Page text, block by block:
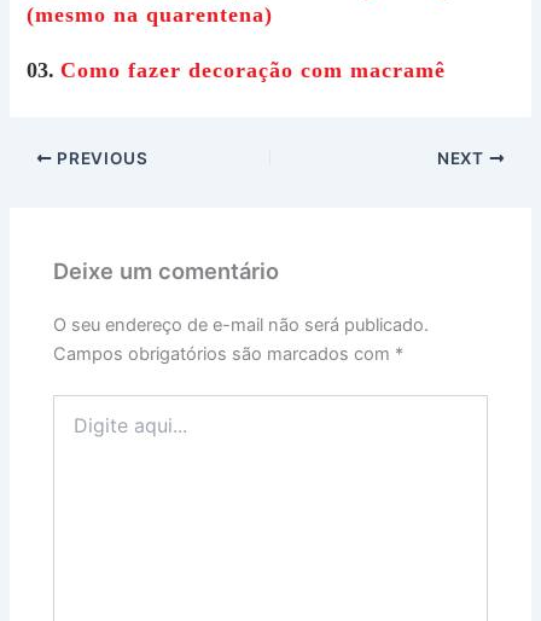
(mesmo na quarentena)
03. Como fazer decoração com macramê
PREVIOUS NEXT
Deixe um comentário
O seu endereço de e-mail não será publicado.
Campos obrigatórios são marcados com *
aqui...